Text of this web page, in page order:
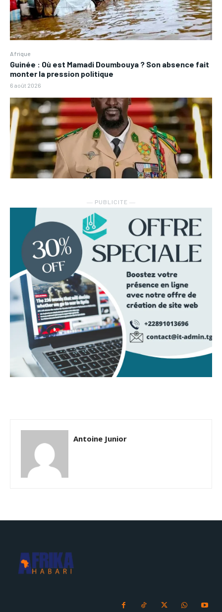
Afrique
Guinée : Où est Mamadi Doumbouya ? Son absence fait
monter la pression politique
6 août 2026
― PUBLICITE ―
Antoine Junior